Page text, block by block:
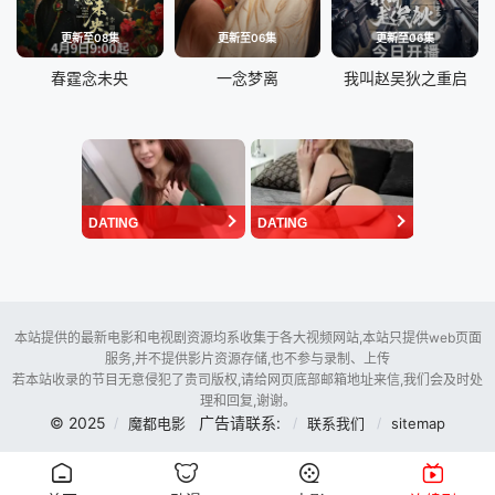
更新至08集
春霆念未央
更新至06集
一念梦离
更新至06集
我叫赵吴狄之重启
DATING DATING
本站提供的最新电影和电视剧资源均系收集于各大视频网站,本站只提供web页面
服务,并不提供影片资源存储,也不参与录制、上传
若本站收录的节目无意侵犯了贵司版权,请给网页底部邮箱地址来信,我们会及时处
理和回复,谢谢。
© 2025 魔都电影 广告请联系: 联系我们 sitemap